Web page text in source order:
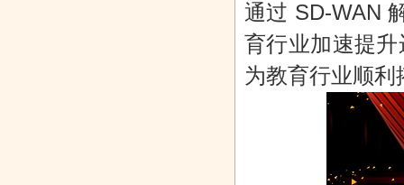
通过 SD-WAN
育行业加速提
为教育行业顺